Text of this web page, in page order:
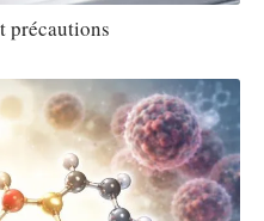
précautions